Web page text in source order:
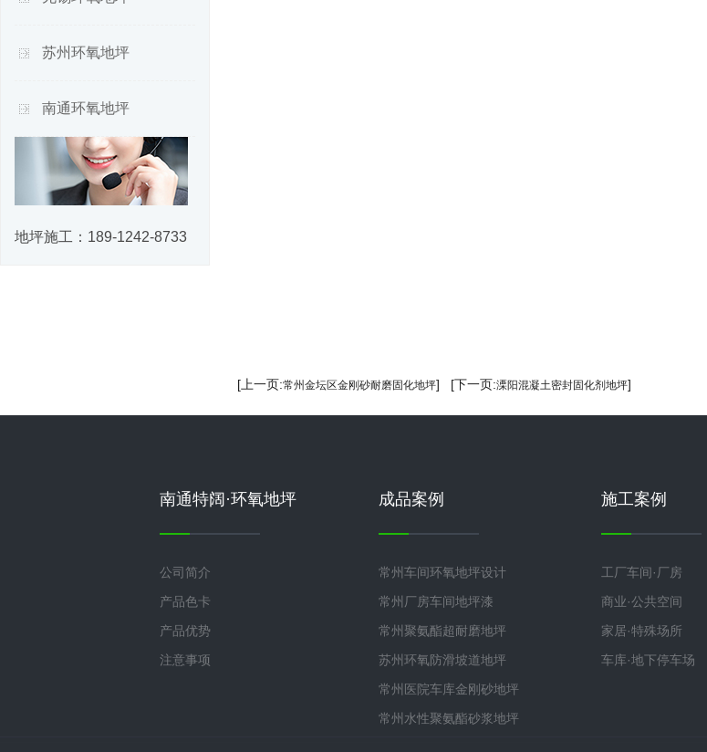
苏州环氧地坪
南通环氧地坪
地坪施工： 189-1242-8733
[上一页:常州金坛区金刚砂耐磨固化地坪] [下一页:溧阳混凝土密封固化剂地坪]
南通特阔·环氧地坪
公司简介
产品色卡
产品优势
注意事项
成品案例
常州车间环氧地坪设计
常州厂房车间地坪漆
常州聚氨酯超耐磨地坪
苏州环氧防滑坡道地坪
常州医院车库金刚砂地坪
常州水性聚氨酯砂浆地坪
施工案例
工厂车间·厂房
商业·公共空间
家居·特殊场所
车库·地下停车场